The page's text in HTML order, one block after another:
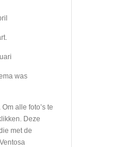
was
alle foto’s te
Deze
met de